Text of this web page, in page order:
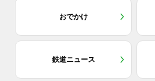
おでかけ
鉄道ニュース